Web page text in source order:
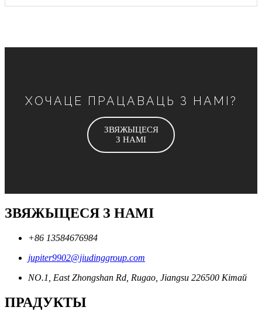
ХОЧАЦЕ ПРАЦАВАЦЬ З НАМІ?
ЗВЯЖЫЦЕСЯ
З НАМІ
ЗВЯЖЫЦЕСЯ З НАМІ
+86 13584676984
jupiter9902@jiudinggroup.com
NO.1, East Zhongshan Rd, Rugao, Jiangsu 226500 Кітай
ПРАДУКТЫ